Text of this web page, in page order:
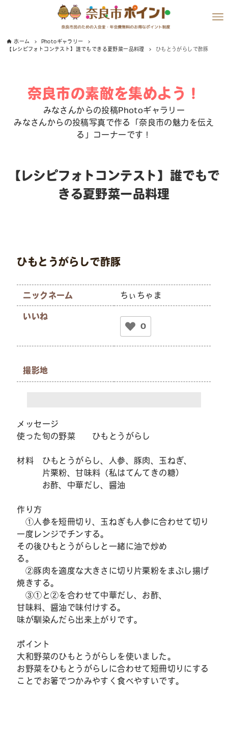
ホーム
Photoギャラリー
【レシピフォトコンテスト】誰でもできる夏野菜一品料理
ひもとうがらしで酢豚
奈良市の素敵を集めよう！
みなさんからの投稿Photoギャラリー
みなさんからの投稿写真で作る「奈良市の魅力を伝え
る」コーナーです！
【レシピフォトコンテスト】誰でもで
きる夏野菜一品料理
ひもとうがらしで酢豚
ニックネーム ちぃちゃま
いいね
0
撮影地
メッセージ
使った旬の野菜 ひもとうがらし
材料 ひもとうがらし、人参、豚肉、玉ねぎ、
片栗粉、甘味料（私はてんてきの糖）
お酢、中華だし、醤油
作り方
①人参を短冊切り、玉ねぎも人参に合わせて切り
一度レンジでチンする。
その後ひもとうがらしと一緒に油で炒め
る。
②豚肉を適度な大きさに切り片栗粉をまぶし揚げ
焼きする。
③①と②を合わせて中華だし、お酢、
甘味料、醤油で味付けする。
味が馴染んだら出来上がりです。
ポイント
大和野菜のひもとうがらしを使いました。
お野菜をひもとうがらしに合わせて短冊切りにする
ことでお箸でつかみやすく食べやすいです。